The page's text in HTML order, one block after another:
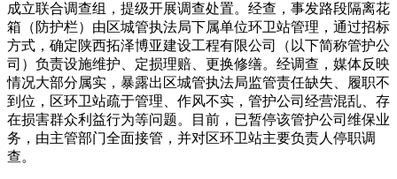
成立联合调查组，提级开展调查处置。经查，事发路段隔离花
箱（防护栏）由区城管执法局下属单位环卫站管理，通过招标
方式，确定陕西拓泽博亚建设工程有限公司（以下简称管护公
司）负责设施维护、定损理赔、更换修缮。经调查，媒体反映
情况大部分属实，暴露出区城管执法局监管责任缺失、履职不
到位，区环卫站疏于管理、作风不实，管护公司经营混乱、存
在损害群众利益行为等问题。目前，已暂停该管护公司维保业
务，由主管部门全面接管，并对区环卫站主要负责人停职调
查。